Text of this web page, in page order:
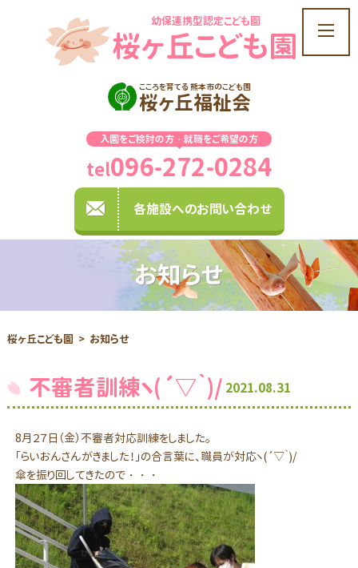
t
o
t
i
o
n
幼保連携型認定こども園
桜ヶ丘こども園
こころを育てる 熊本市のこども園
桜ヶ丘福祉会
入園をご検討の方・就職をご希望の方
tel096-272-0284
各施設へのお問い合わせ
お知らせ
桜ヶ丘こども園 お知らせ
不審者訓練ヽ(´▽｀)/ 2021.08.31
8月２７日（金）不審者対応訓練をしました。
「らいおんさんがきました！」の合言葉に、職員が対応ヽ(´▽｀)/
傘を振り回してきたので・・・